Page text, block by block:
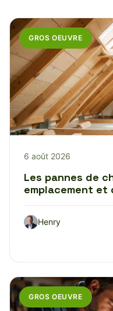
GROS OEUVRE
6 août 2026
Les pannes de
emplacement et
Henry
GROS OEUVRE